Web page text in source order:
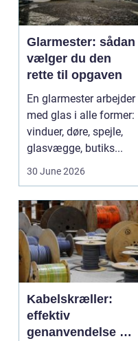
Glarmester: sådan
vælger du den
rette til opgaven
En glarmester arbejder
med glas i alle former:
vinduer, døre, spejle,
glasvægge, butiks...
30 June 2026
Kabelskræller:
effektiv
genanvendelse og